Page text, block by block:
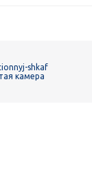
shkaf
камера